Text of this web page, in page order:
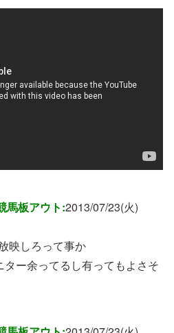
馬板アウト:2013/07/23(火)
映しろって事か
ー余ってるし有ってもよさそ